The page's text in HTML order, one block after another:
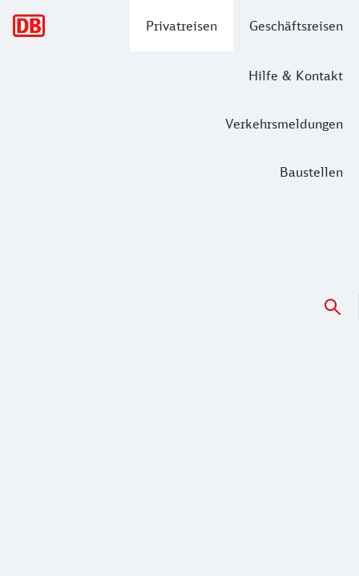
Privatreisen Geschäftsreisen
Hilfe & Kontakt
Verkehrsmeldungen
Baustellen